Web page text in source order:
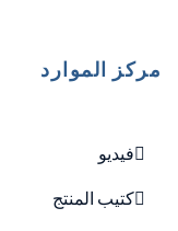
مركز الموارد
فيديو
كتيب المنتج